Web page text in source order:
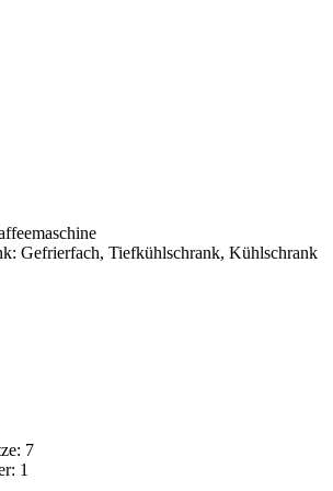
Gefrierfach, Tiefkühlschrank, Kühlschrank
7
1